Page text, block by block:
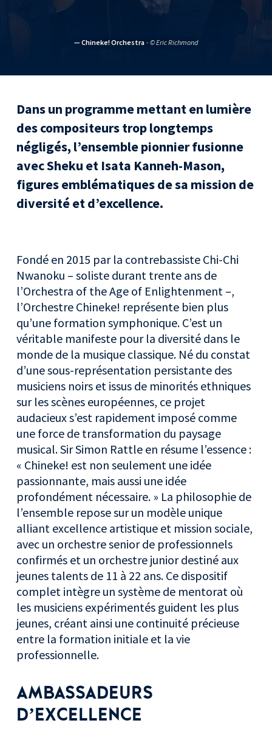
— Chineke! Orchestra - © Eric Richmond
Dans un programme mettant en lumière
des compositeurs trop longtemps
négligés, l’ensemble pionnier fusionne
avec Sheku et Isata Kanneh-Mason,
figures emblématiques de sa mission de
diversité et d’excellence.
Fondé en 2015 par la contrebassiste Chi-Chi
Nwanoku – soliste durant trente ans de
l’Orchestra of the Age of Enlightenment –,
l’Orchestre Chineke! représente bien plus
qu’une formation symphonique. C’est un
véritable manifeste pour la diversité dans le
monde de la musique classique. Né du constat
d’une sous-représentation persistante des
musiciens noirs et issus de minorités ethniques
sur les scènes européennes, ce projet
audacieux s’est rapidement imposé comme
une force de transformation du paysage
musical. Sir Simon Rattle en résume l’essence :
« Chineke! est non seulement une idée
passionnante, mais aussi une idée
profondément nécessaire. » La philosophie de
l’ensemble repose sur un modèle unique
alliant excellence artistique et mission sociale,
avec un orchestre senior de professionnels
confirmés et un orchestre junior destiné aux
jeunes talents de 11 à 22 ans. Ce dispositif
complet intègre un système de mentorat où
les musiciens expérimentés guident les plus
jeunes, créant ainsi une continuité précieuse
entre la formation initiale et la vie
professionnelle.
AMBASSADEURS
D’EXCELLENCE